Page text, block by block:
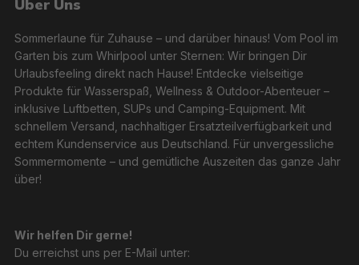
praktische Bodenschutzmatten bieten Dir alles, um
durchdachten Designs und langlebigen Materialien
ergänzt das Zubehör Deinen Pool optimal.
Pool-Lifestyle – Dein persönlicher Sommertraum
Nachhaltige Solarduschen, stilvolle Lounges,
faszinierende LED-Beleuchtung und praktische
Über Uns
Sommerlaune für Zuhause – und darüber hinaus! Vom Pool im
Garten bis zum Whirlpool unter Sternen: Wir bringen Dir
Urlaubsfeeling direkt nach Hause! Entdecke vielseitige
Produkte für Wasserspaß, Wellness & Outdoor-Abenteuer –
inklusive Luftbetten, SUPs und Camping-Equipment. Mit
schnellem Versand, nachhaltiger Ersatzteilverfügbarkeit und
echtem Kundenservice aus Deutschland. Für unvergessliche
Sommermomente – und gemütliche Auszeiten das ganze Jahr
über!
Wir helfen Dir gerne!
Du erreichst uns per E-Mail unter: